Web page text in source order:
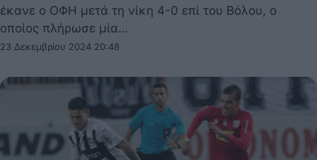
έκανε ο ΟΦΗ μετά τη νίκη 4-0 επί του Βόλου, ο
οποίος πλήρωσε μία…
23 Δεκεμβρίου 2024 20:48